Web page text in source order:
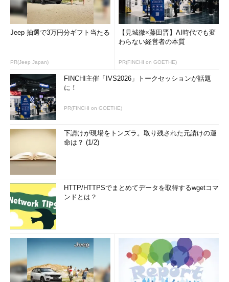
Jeep 抽選で3万円分ギフト当たる
PR(Jeep Japan)
【見城徹×藤田晋】AI時代でも変
わらない経営者の本質
PR(FINCHI on GOETHE)
FINCHI主催「IVS2026」トークセッションが話題
に！
PR(FINCHI on GOETHE)
下請けが現場をトンズラ。取り残された元請けの運
命は？ (1/2)
HTTP/HTTPSでまとめてデータを取得するwgetコマ
ンドとは？